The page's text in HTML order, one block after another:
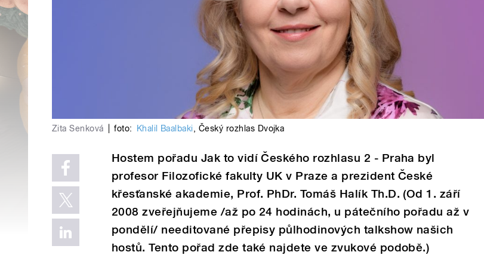
Zita Senková foto: Khalil Baalbaki, Český rozhlas Dvojka
Hostem pořadu Jak to vidí Českého rozhlasu 2 - Praha byl
profesor Filozofické fakulty UK v Praze a prezident České
křesťanské akademie, Prof. PhDr. Tomáš Halík Th.D. (Od 1. září
2008 zveřejňujeme /až po 24 hodinách, u pátečního pořadu až v
pondělí/ needitované přepisy půlhodinových talkshow našich
hostů. Tento pořad zde také najdete ve zvukové podobě.)